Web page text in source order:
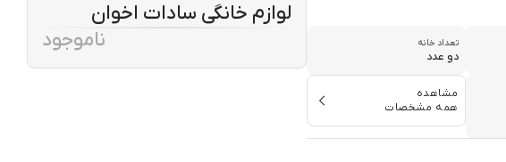
تعداد خانه
دو عدد
مشاهده
همه مشخصات
لوازم خانگی سادات اخوان
ناموجود